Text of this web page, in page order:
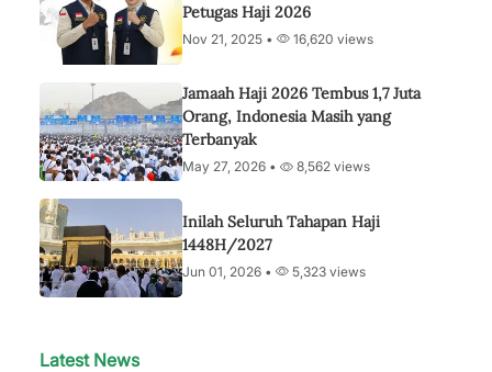
Petugas Haji 2026
Nov 21, 2025 • 16,620 views
Jamaah Haji 2026 Tembus 1,7 Juta
Orang, Indonesia Masih yang
Terbanyak
May 27, 2026 • 8,562 views
Inilah Seluruh Tahapan Haji
1448H/2027
Jun 01, 2026 • 5,323 views
Latest News